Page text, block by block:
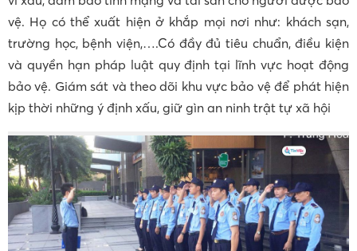
vệ. Họ có thể xuất hiện ở khắp mọi nơi như: khách sạn,
trường học, bệnh viện,….Có đầy đủ tiêu chuẩn, điều kiện
và quyền hạn pháp luật quy định tại lĩnh vực hoạt động
bảo vệ. Giám sát và theo dõi khu vực bảo vệ để phát hiện
kịp thời những ý định xấu, giữ gìn an ninh trật tự xã hội